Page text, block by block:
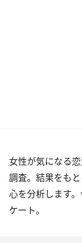
女性が気になる
調査。結果をも
心を分析します
ケート。